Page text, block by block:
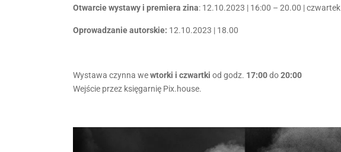
Otwarcie wystawy i premiera zina: 12.10.2023 | 16:00 – 20.00 | czwartek
Oprowadzanie autorskie: 12.10.2023 | 18.00
Wystawa czynna wewtorki i czwartki od godz. 17:00do20:00
Wejście przez księgarnię Pix.house.